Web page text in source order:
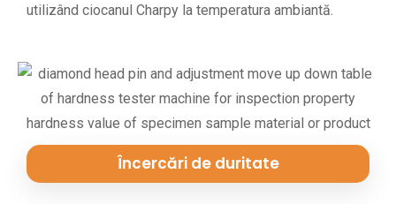
utilizând ciocanul Charpy la temperatura ambiantă.
Încercări de duritate